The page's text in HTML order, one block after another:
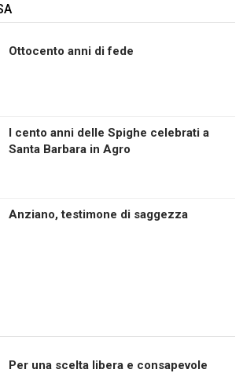
Ottocento anni di fede
I cento anni delle Spighe celebrati a
Santa Barbara in Agro
Anziano, testimone di saggezza
Per una scelta libera e consapevole